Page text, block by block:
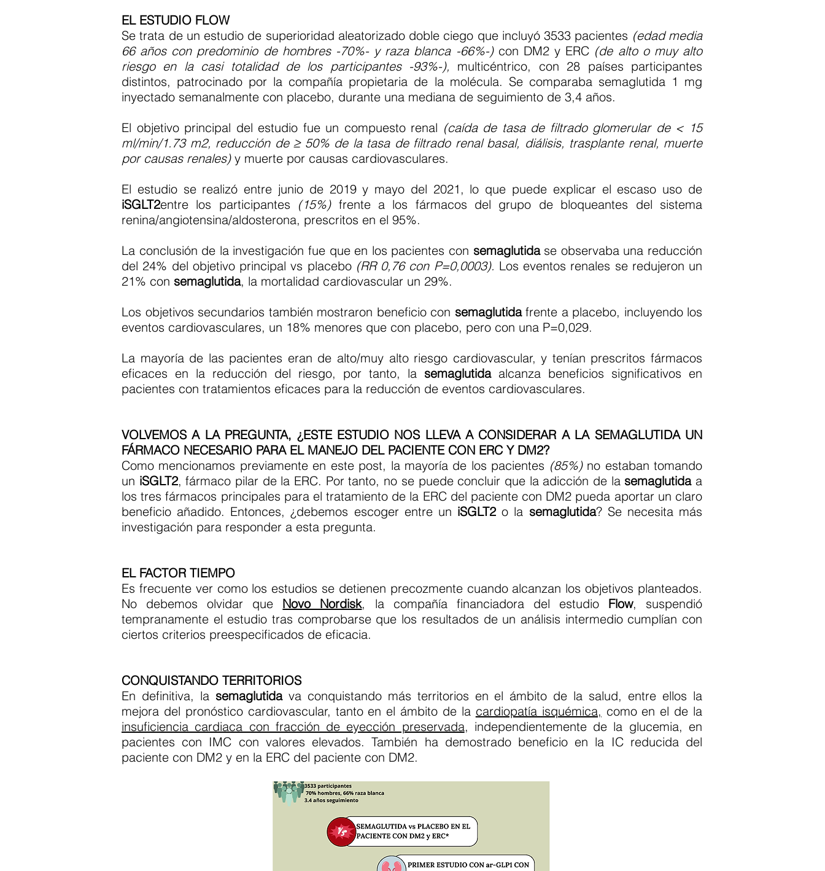
EL ESTUDIO FLOW
Se trata de un estudio de superioridad aleatorizado doble ciego que incluyó 3533 pacientes (edad media
66 años con predominio de hombres -70%- y raza blanca -66%-)con DM2 y ERC (de alto o muy alto
riesgo en la casi totalidad de los participantes -93%-), multicéntrico, con 28 países participantes
distintos, patrocinado por la compañía propietaria de la molécula. Se comparaba semaglutida 1 mg
inyectado semanalmente con placebo, durante una mediana de seguimiento de 3,4 años.
El objetivo principal del estudio fue un compuesto renal (caída de tasa de filtrado glomerular de < 15
ml/min/1.73 m2, reducción de ≥ 50% de la tasa de filtrado renal basal, diálisis, trasplante renal, muerte
por causas renales)y muerte por causas cardiovasculares.
El estudio se realizó entre junio de 2019 y mayo del 2021, lo que puede explicar el escaso uso de
iSGLT2entre los participantes (15%) frente a los fármacos del grupo de bloqueantes del sistema
renina/angiotensina/aldosterona, prescritos en el 95%.
La conclusión de la investigación fue que en los pacientes con semaglutidase observaba una reducción
del 24% del objetivo principal vs placebo (RR 0,76 con P=0,0003). Los eventos renales se redujeron un
21% con semaglutida, la mortalidad cardiovascular un 29%.
Los objetivos secundarios también mostraron beneficio con semaglutidafrente a placebo, incluyendo los
eventos cardiovasculares, un 18% menores que con placebo, pero con una P=0,029.
La mayoría de las pacientes eran de alto/muy alto riesgo cardiovascular, y tenían prescritos fármacos
eficaces en la reducción del riesgo, por tanto, la semaglutidaalcanza beneficios significativos en
pacientes con tratamientos eficaces para la reducción de eventos cardiovasculares.
VOLVEMOS A LA PREGUNTA, ¿ESTE ESTUDIO NOS LLEVA A CONSIDERAR A LA SEMAGLUTIDA UN
FÁRMACO NECESARIO PARA EL MANEJO DEL PACIENTE CON ERC Y DM2?
Como mencionamos previamente en este post, la mayoría de los pacientes (85%) no estaban tomando
un iSGLT2, fármaco pilar de la ERC. Por tanto, no se puede concluir que la adicción de la semaglutidaa
los tres fármacos principales para el tratamiento de la ERC del paciente con DM2 pueda aportar un claro
beneficio añadido. Entonces, ¿debemos escoger entre un iSGLT2 o la semaglutida? Se necesita más
investigación para responder a esta pregunta.
EL FACTOR TIEMPO
Es frecuente ver como los estudios se detienen precozmente cuando alcanzan los objetivos planteados.
No debemos olvidar que Novo Nordisk, la compañía financiadora del estudio Flow, suspendió
tempranamente el estudio tras comprobarse que los resultados de un análisis intermedio cumplían con
ciertos criterios preespecificados de eficacia.
CONQUISTANDO TERRITORIOS
En definitiva, la semaglutidava conquistando más territorios en el ámbito de la salud, entre ellos la
mejora del pronóstico cardiovascular, tanto en el ámbito de la cardiopatía isquémica, como en el de la
insuficiencia cardiaca con fracción de eyección preservada, independientemente de la glucemia, en
pacientes con IMC con valores elevados. También ha demostrado beneficio en la IC reducida del
paciente con DM2 y en la ERC del paciente con DM2.